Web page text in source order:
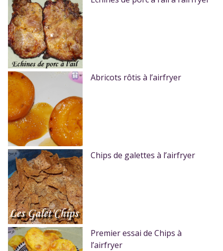
Abricots rôtis à l’airfryer
Chips de galettes à l’airfryer
Premier essai de Chips à
l’airfryer